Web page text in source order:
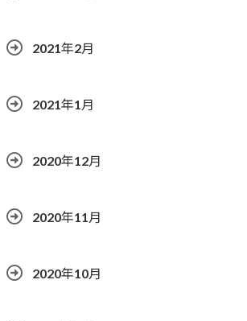
2021年2月
2021年1月
2020年12月
2020年11月
2020年10月